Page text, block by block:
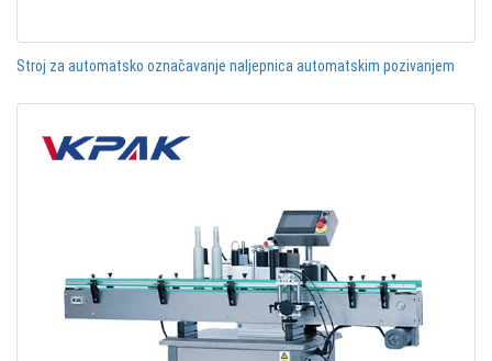
Stroj za automatsko označavanje naljepnica automatskim pozivanjem